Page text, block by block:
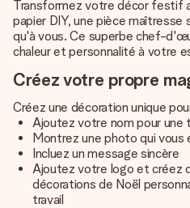
Transformez votre décor festif
papier DIY, une pièce
qu'à vous. Ce superbe chef-
chaleur et personnalité à votre
Créez votre propre
Créez une décoration unique
Ajoutez votre nom pour une
Montrez une photo qui vous
Incluez un message sincère
Ajoutez votre logo et créez
décorations de Noël
travail